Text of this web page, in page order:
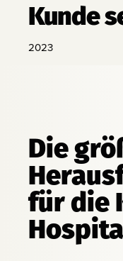
Kunde
2023
Die
für die